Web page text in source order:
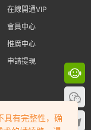
在線開通VIP
會員中心
推廣中心
申請提現
具有完整性，确